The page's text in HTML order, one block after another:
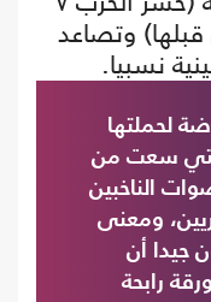
وتصاعد
نسبيا.
لحملتها
سعت من
الناخبين
ومعنى
جيدا أن
رابحة